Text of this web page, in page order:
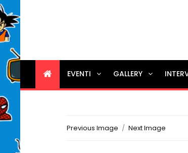
EVENTI GALLERY
Previous Image Next Image